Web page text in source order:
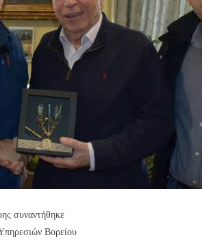
συναντήθηκε
Βορείου